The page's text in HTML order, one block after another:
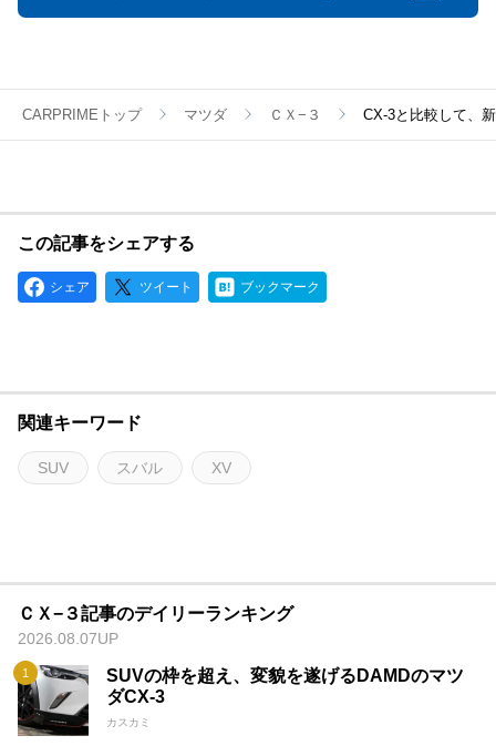
CARPRIMEトップ マツダ ＣＸ−３ CX-3と比較して、
この記事をシェアする
シェア ツイート ブックマーク
関連キーワード
SUV スバル XV
ＣＸ−３記事のデイリーランキング
2026.08.07UP
SUVの枠を超え、変貌を遂げるDAMDのマツ
ダCX-3
カスカミ